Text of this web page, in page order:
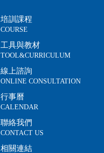
培訓課程
COURSE
工具與教材
TOOL&CURRICULUM
線上諮詢
ONLINE CONSULTATION
行事曆
CALENDAR
聯絡我們
CONTACT US
相關連結